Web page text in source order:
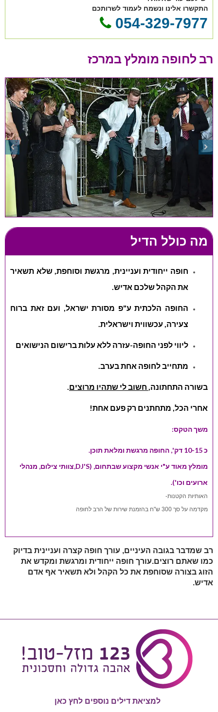
התקשרו אלינו ונשמח לעמוד לשרותכם
054-329-7977
רב לחופה מומלץ במרכז
מה כולל הדיל
חופה ייחודית ועניינית, מרגשת וסוחפת, שלא תשאיר
את הקהל שלכם אדיש.
החופה הלכתית ע"פ מסורת ישראל, ועם זאת ברוח
צעירה, עכשווית וישראלית.
ליווי לפני החופה-עזרה ללא עלות ברישום הנישואים
מתחייב לחופה אחת בערב.
בשורה התחתונה, חשוב לי שתהיו מרוצים
אחרי הכל, מתחתנים רק פעם אחת!
משך הטקס:
כ 10-15 דק', החופה מרגשת ומלאת תוכן.
מומלץ מאוד ע"י אנשי מקצוע שבתחום, (DJ'S,צוותי צילום, מנהלי
ארועים וכו').
האותיות הקטנות-
מקדמה על סך 300 ש"ח בהזמנת שירות של הרב לחופה
רב שמדבר בגובה העיניים, עורך חופה קצרה ועניינית בדיוק
כמו שאתם רוצים.עורך חופה ייחודית ומרגשת ומקדש את
הזוג בצורה שסוחפת את כל הקהל ולא תשאיר אף אדם
אדיש.
למציאת דילים נוספים לחץ כאן